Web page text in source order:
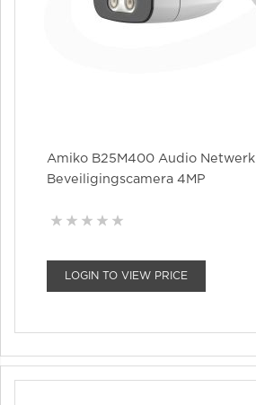
Amiko B25M400 Audio Netwerk
Beveiligingscamera 4MP
LOGIN TO VIEW PRICE